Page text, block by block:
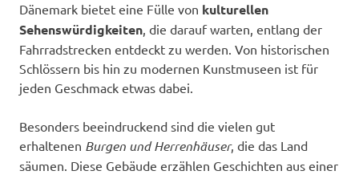
Dänemark bietet eine Fülle von kulturellen
Sehenswürdigkeiten, die darauf warten, entlang der
Fahrradstrecken entdeckt zu werden. Von historischen
Schlössern bis hin zu modernen Kunstmuseen ist für
jeden Geschmack etwas dabei.
Besonders beeindruckend sind die vielen gut
erhaltenen Burgen und Herrenhäuser, die das Land
säumen. Diese Gebäude erzählen Geschichten aus einer